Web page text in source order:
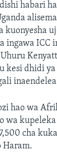
habari
kuonyesha
ingawa ICC
kesi dhidi
hao wa
wa
cha
Haram.